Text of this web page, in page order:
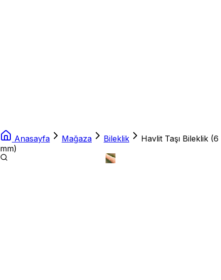
Anasayfa Mağaza Bileklik
Havlit Taşı Bileklik (6
mm)